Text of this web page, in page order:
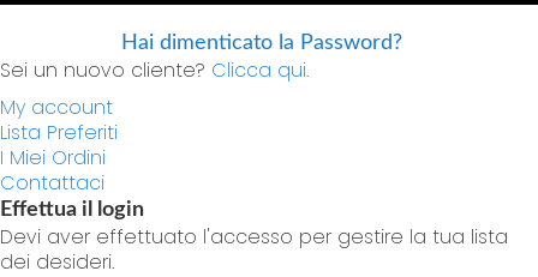
Hai dimenticato la Password?
Sei un nuovo cliente? Clicca qui.
My account
Lista Preferiti
I Miei Ordini
Contattaci
Effettua il login
Devi aver effettuato l'accesso per gestire la tua lista
dei desideri.